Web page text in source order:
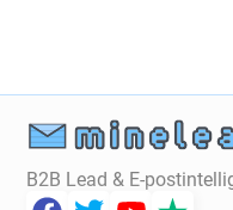
B2B Lead & E-